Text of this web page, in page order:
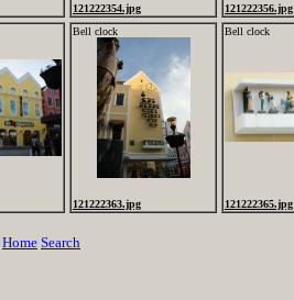
121222354.jpg
121222356.jpg
Bell clock
121222363.jpg
Bell clock
121222365.jpg
Home Search